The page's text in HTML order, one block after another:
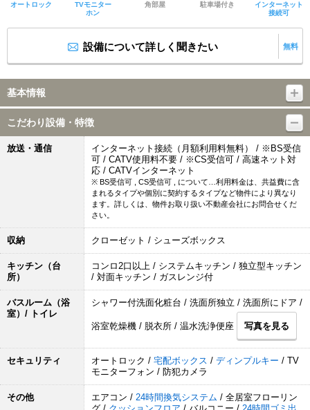
オートロック
TVモニター
ホン
角部屋 駐車場付き
インターネット
接続可
設備について詳しく聞きたい 無料
基本情報
こだわり設備・特徴
放送・通信
インターネット接続（月額利用料無料） / ※BS受信
可 / CATV使用料不要 / ※CS受信可 / 高速ネット対
応 / CATVインターネット
※ BS受信可 , CS受信可 , について…利用料金は、共益費に含
まれるタイプや個別に契約するタイプなど物件により異なり
ます。詳しくは、物件お取り扱い不動産会社にお問合せくだ
さい。
収納 クローゼット / シューズボックス
キッチン（台
所）
コンロ2口以上 / システムキッチン / 独立型キッチン
/ 対面キッチン / ガスレンジ付
バスルーム（浴
室）/ トイレ
シャワー付洗面化粧台 / 洗面所独立 / 洗面所にドア /
浴室乾燥機 / 脱衣所 / 温水洗浄便座 写真を見る
セキュリティ オートロック / 宅配ボックス / ディンプルキー / TV
モニターフォン / 防犯カメラ
その他 エアコン / 24時間換気システム / 全居室フローリン